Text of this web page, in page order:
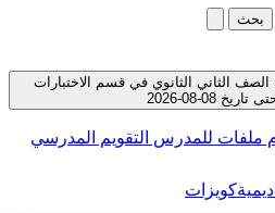
بحث
الثاني الثانوي في قسم الاختبارات
08-08-2026
ملفات للمدرس التقويم المدرسي
كويزات